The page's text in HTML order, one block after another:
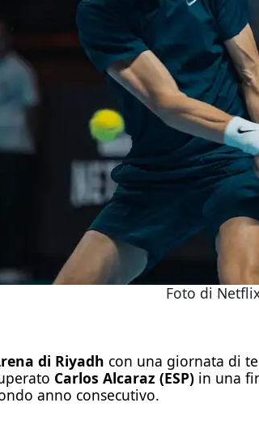
Foto di
di Riyadh con una giornata di
Carlos Alcaraz (ESP)in una
anno consecutivo.